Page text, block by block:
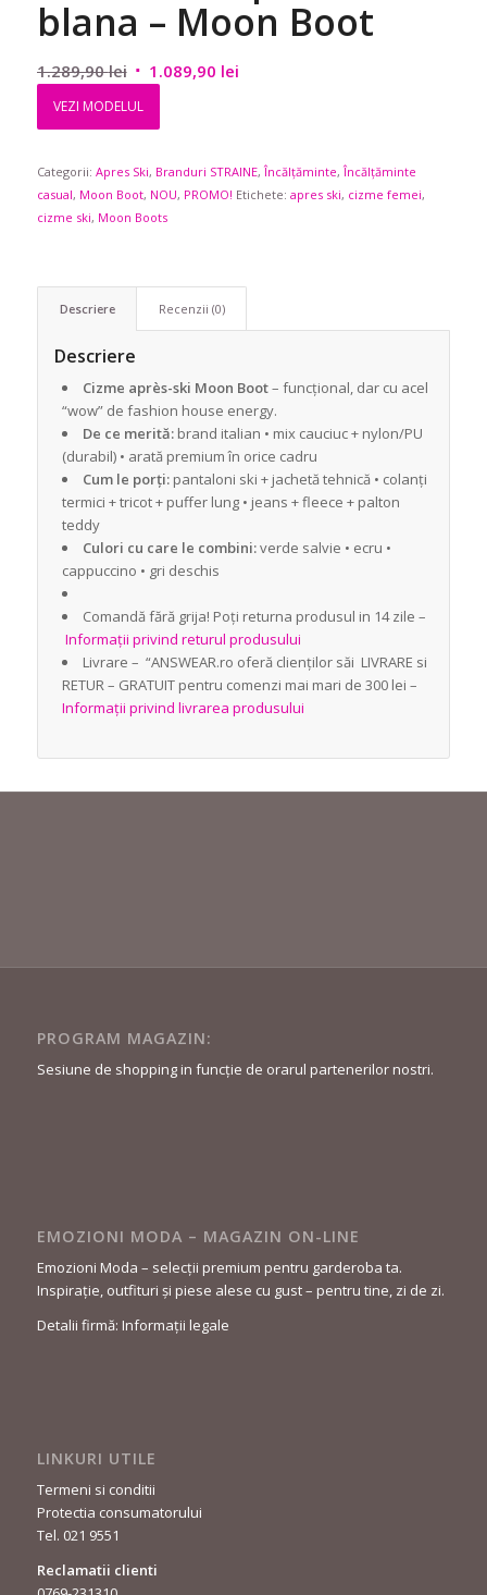
blana – Moon Boot
1.289,90lei Prețul
1.289,90 lei.
1.089,90 leiPrețul
VEZI MODELUL
Categorii: Apres Ski, Branduri STRAINE,Încălțăminte,Încălțăminte
casual, Moon Boot, NOU, PROMO! Etichete: apres ski, cizme femei,
cizme ski, Moon Boots
Descriere Recenzii (0)
Descriere
Cizme après-ski Moon Boot– funcțional, dar cu acel
“wow” de fashion house energy.
De ce merită:brand italian • mix cauciuc + nylon/PU
(durabil) • arată premium în orice cadru
Cum le porți:pantaloni ski + jachetă tehnică • colanți
termici + tricot + puffer lung • jeans + fleece + palton
teddy
Culori cu care le combini:verde salvie • ecru •
cappuccino • gri deschis
Comandă fără grija! Poți returna produsul in 14 zile –
Informații privind returul produsului
Livrare – “ANSWEAR.ro oferă clienților săi LIVRARE si
RETUR – GRATUIT pentru comenzi mai mari de 300 lei –
Informații privind livrarea produsului
PROGRAM MAGAZIN:
Sesiune de shopping in funcție de orarul partenerilor nostri.
EMOZIONI MODA – MAGAZIN ON-LINE
Emozioni Moda – selecții premium pentru garderoba ta.
Inspirație, outfituri și piese alese cu gust – pentru tine, zi de zi.
Detalii firmă: Informații legale
LINKURI UTILE
Termeni si conditii
Protectia consumatorului
Tel. 021 9551
Reclamatii clienti